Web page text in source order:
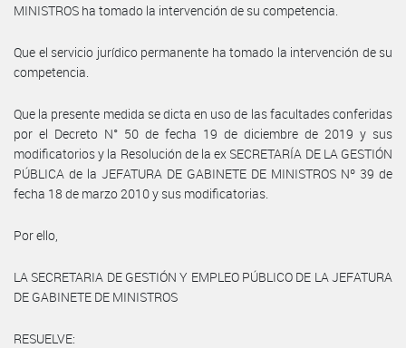
MINISTROS ha tomado la intervención de su competencia.
Que el servicio jurídico permanente ha tomado la intervención de su
competencia.
Que la presente medida se dicta en uso de las facultades conferidas
por el Decreto N° 50 de fecha 19 de diciembre de 2019 y sus
modificatorios y la Resolución de la ex SECRETARÍA DE LA GESTIÓN
PÚBLICA de la JEFATURA DE GABINETE DE MINISTROS Nº 39 de
fecha 18 de marzo 2010 y sus modificatorias.
Por ello,
LA SECRETARIA DE GESTIÓN Y EMPLEO PÚBLICO DE LA JEFATURA
DE GABINETE DE MINISTROS
RESUELVE: